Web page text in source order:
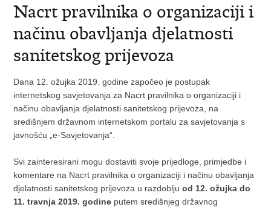
Nacrt pravilnika o organizaciji i
načinu obavljanja djelatnosti
sanitetskog prijevoza
Dana 12. ožujka 2019. godine započeo je postupak
internetskog savjetovanja za Nacrt pravilnika o organizaciji i
načinu obavljanja djelatnosti sanitetskog prijevoza, na
središnjem državnom internetskom portalu za savjetovanja s
javnošću „e-Savjetovanja“.
Svi zainteresirani mogu dostaviti svoje prijedloge, primjedbe i
komentare na Nacrt pravilnika o organizaciji i načinu obavljanja
djelatnosti sanitetskog prijevoza u razdoblju od 12. ožujka do
11. travnja 2019. godine putem središnjeg državnog